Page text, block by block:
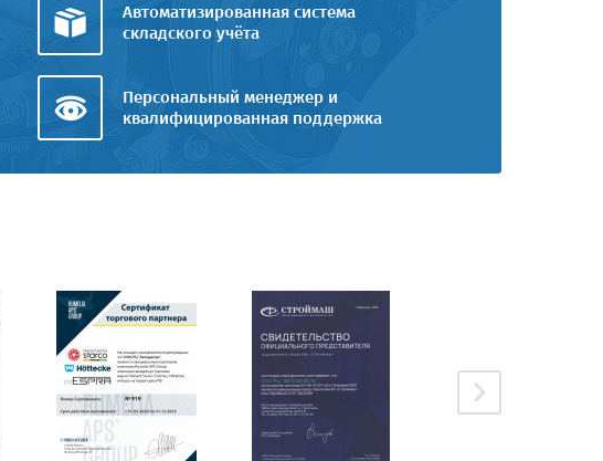
Автоматизированная система
складского учёта
Персональный менеджер и
квалифицированная поддержка